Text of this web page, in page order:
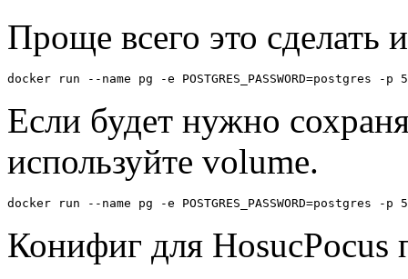
Проще всего это сделать
docker run --name pg -e POSTGRES_PASSWORD=postgres
Если будет нужно
используйте volume.
docker run --name pg -e
Конифиг для HosucPocus